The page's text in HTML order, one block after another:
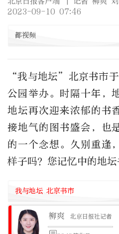
2023-09-10 07:46
都视频
“我与地坛”北京书市
公园举办。时隔十年，
地坛再次迎来浓郁的书
接地气的图书盛会，也
的一个念想。久别重逢
样子吗？您记忆中的地坛
我与地坛 北京书市
柳爽 北京日报社记者